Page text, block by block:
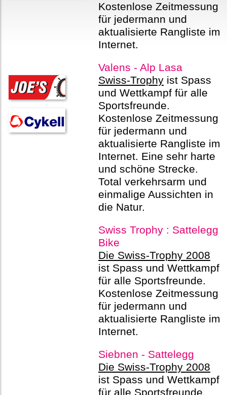
Kostenlose Zeitmessung
für jedermann und
aktualisierte Rangliste im
Internet.
Valens - Alp Lasa
Swiss-Trophy ist Spass
und Wettkampf für alle
Sportsfreunde.
Kostenlose Zeitmessung
für jedermann und
aktualisierte Rangliste im
Internet. Eine sehr harte
und schöne Strecke.
Total verkehrsarm und
einmalige Aussichten in
die Natur.
Swiss Trophy : Sattelegg
Bike
Die Swiss-Trophy 2008
ist Spass und Wettkampf
für alle Sportsfreunde.
Kostenlose Zeitmessung
für jedermann und
aktualisierte Rangliste im
Internet.
Siebnen - Sattelegg
Die Swiss-Trophy 2008
ist Spass und Wettkampf
für alle Sportsfreunde.